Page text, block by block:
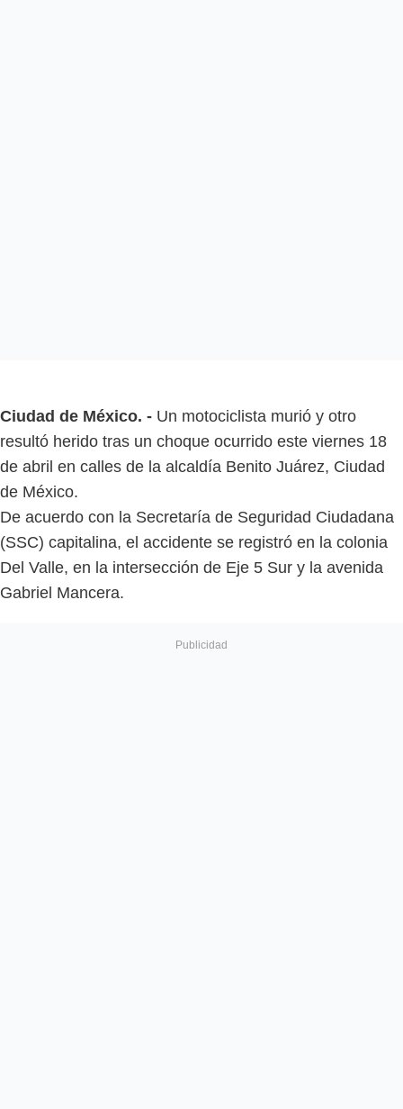
Ciudad de México. - Un motociclista murió y otro
resultó herido tras un choque ocurrido este viernes 18
de abril en calles de la alcaldía Benito Juárez, Ciudad
de México.
De acuerdo con la Secretaría de Seguridad Ciudadana
(SSC) capitalina, el accidente se registró en la colonia
Del Valle, en la intersección de Eje 5 Sur y la avenida
Gabriel Mancera.